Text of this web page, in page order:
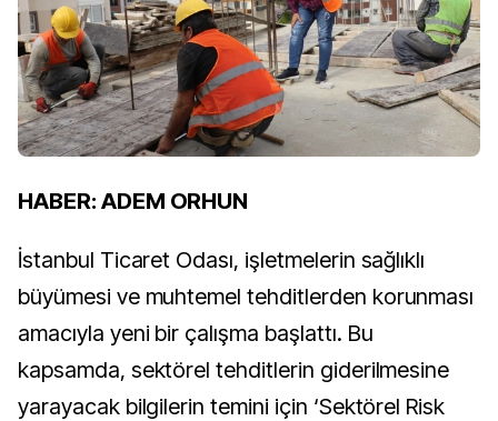
HABER: ADEM ORHUN
İstanbul Ticaret Odası, işletmelerin sağlıklı
büyümesi ve muhtemel tehditlerden korunması
amacıyla yeni bir çalışma başlattı. Bu
kapsamda, sektörel tehditlerin giderilmesine
yarayacak bilgilerin temini için ‘Sektörel Risk